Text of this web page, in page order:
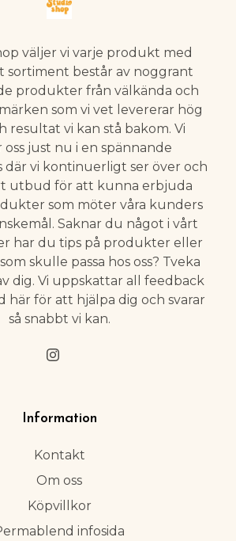
väljer vi varje produkt med
sortiment består av noggrant
produkter från välkända och
som vi vet levererar hög
resultat vi kan stå bakom. Vi
just nu i en spännande
där vi kontinuerligt ser över och
utbud för att kunna erbjuda
som möter våra kunders
Saknar du något i vårt
har du tips på produkter eller
skulle passa hos oss? Tveka
dig. Vi uppskattar all feedback
här för att hjälpa dig och svarar
så snabbt vi kan.
Information
Kontakt
Om oss
Köpvillkor
infosida